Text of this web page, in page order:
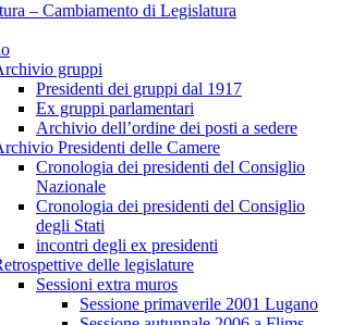
– Cambiamento di Legislatura
gruppi
Presidenti dei gruppi dal 1917
Ex gruppi parlamentari
Archivio dell’ordine dei posti a sedere
Presidenti delle Camere
Cronologia dei presidenti del Consiglio
Nazionale
Cronologia dei presidenti del Consiglio
degli Stati
incontri degli ex presidenti
delle legislature
Sessioni extra muros
Sessione primaverile 2001 Lugano